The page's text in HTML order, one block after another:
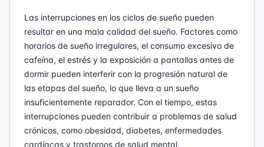
Las interrupciones en los ciclos de sueño pueden
resultar en una mala calidad del sueño. Factores como
horarios de sueño irregulares, el consumo excesivo de
cafeína, el estrés y la exposición a pantallas antes de
dormir pueden interferir con la progresión natural de
las etapas del sueño, lo que lleva a un sueño
insuficientemente reparador. Con el tiempo, estas
interrupciones pueden contribuir a problemas de salud
crónicos, como obesidad, diabetes, enfermedades
cardíacas y trastornos de salud mental.